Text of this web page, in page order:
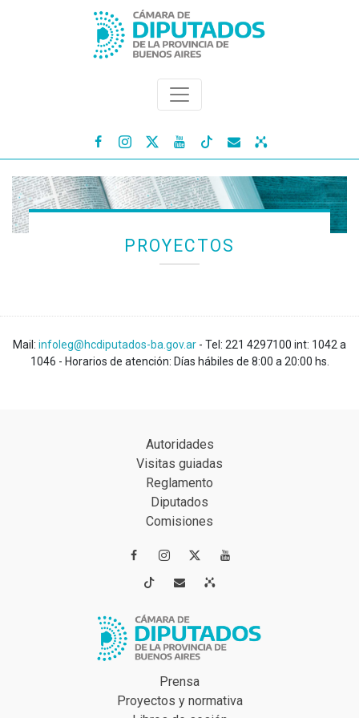
   
PROYECTOS
Mail: infoleg@hcdiputados-ba.gov.ar - Tel: 221 4297100 int: 1042 a
1046 - Horarios de atención: Días hábiles de 8:00 a 20:00 hs.
Autoridades
Visitas guiadas
Reglamento
Diputados
Comisiones
 
 
Prensa
Proyectos y normativa